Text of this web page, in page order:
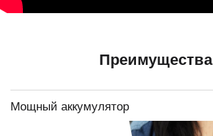
Преимущества
Мощный аккумулятор